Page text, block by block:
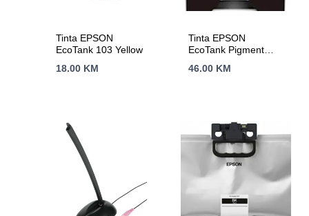
Tinta EPSON
EcoTank 103 Yellow
18.00 KM
Tinta EPSON
EcoTank Pigment
46.00 KM